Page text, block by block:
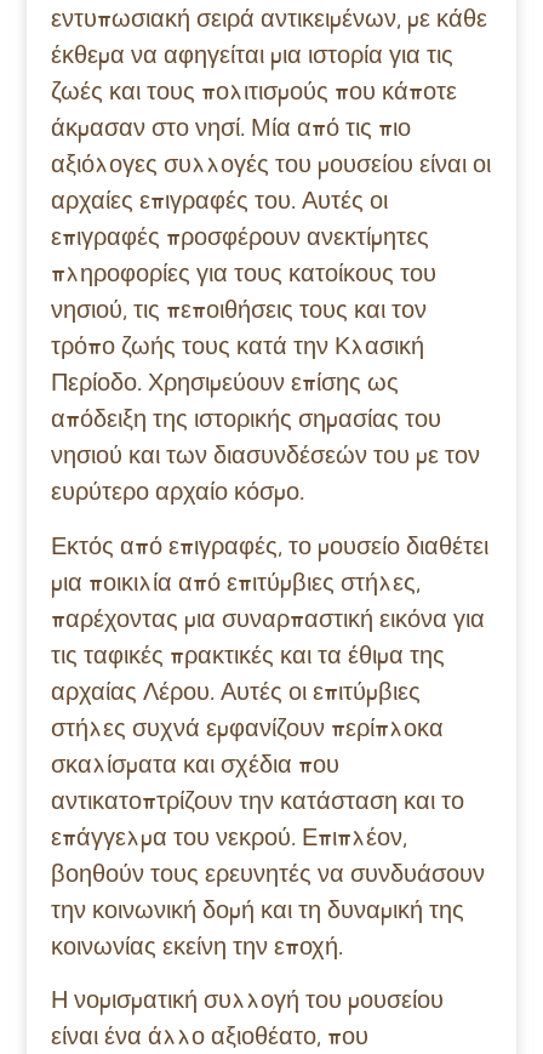
εντυπωσιακή σειρά αντικειμένων, με κάθε
έκθεμα να αφηγείται μια ιστορία για τις
ζωές και τους πολιτισμούς που κάποτε
άκμασαν στο νησί. Μία από τις πιο
αξιόλογες συλλογές του μουσείου είναι οι
αρχαίες επιγραφές του. Αυτές οι
επιγραφές προσφέρουν ανεκτίμητες
πληροφορίες για τους κατοίκους του
νησιού, τις πεποιθήσεις τους και τον
τρόπο ζωής τους κατά την Κλασική
Περίοδο. Χρησιμεύουν επίσης ως
απόδειξη της ιστορικής σημασίας του
νησιού και των διασυνδέσεών του με τον
ευρύτερο αρχαίο κόσμο.
Εκτός από επιγραφές, το μουσείο διαθέτει
μια ποικιλία από επιτύμβιες στήλες,
παρέχοντας μια συναρπαστική εικόνα για
τις ταφικές πρακτικές και τα έθιμα της
αρχαίας Λέρου. Αυτές οι επιτύμβιες
στήλες συχνά εμφανίζουν περίπλοκα
σκαλίσματα και σχέδια που
αντικατοπτρίζουν την κατάσταση και το
επάγγελμα του νεκρού. Επιπλέον,
βοηθούν τους ερευνητές να συνδυάσουν
την κοινωνική δομή και τη δυναμική της
κοινωνίας εκείνη την εποχή.
Η νομισματική συλλογή του μουσείου
είναι ένα άλλο αξιοθέατο, που